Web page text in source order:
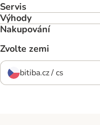
Servis
Výhody
Nakupování
Zvolte zemi
bitiba.cz / cs